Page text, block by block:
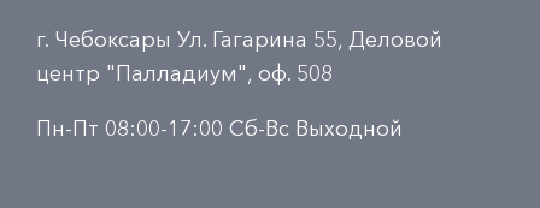
г. Чебоксары Ул. Гагарина 55, Деловой
центр "Палладиум", оф. 508
Пн-Пт 08:00-17:00 Сб-Вс Выходной